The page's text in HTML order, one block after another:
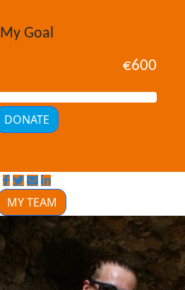
My Goal
€600
DONATE
MY TEAM